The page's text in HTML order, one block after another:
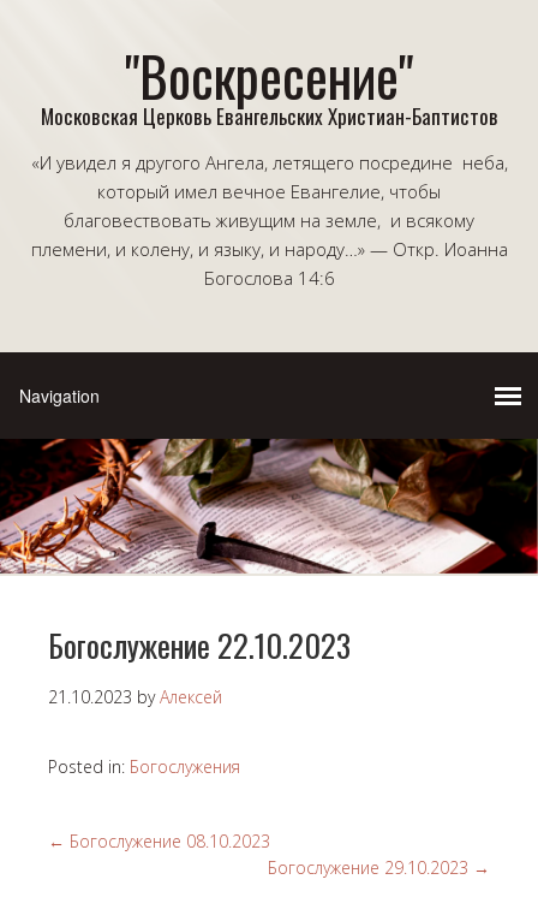
"Воскресение"
Московская Церковь Евангельских Христиан-Баптистов
«И увидел я другого Ангела, летящего посредине неба,
который имел вечное Евангелие, чтобы
благовествовать живущим на земле, и всякому
племени, и колену, и языку, и народу…» — Откр. Иоанна
Богослова 14:6
Богослужение 22.10.2023
21.10.2023 byАлексей
Posted in: Богослужения
← Богослужение 08.10.2023
Богослужение 29.10.2023 →